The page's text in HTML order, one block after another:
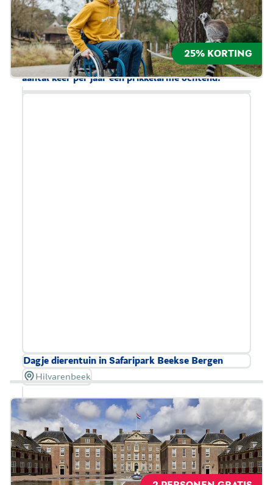
zonder beperking. Met spellen met reliëf en geur,
kleurcontrasten, braille en Nederlandse
Gebarentaal is er voldoende te beleven en
ontdekken voor peuters en kleuters met en zonder
beperking. Daarnaast organiseert het museum een
aantal keer per jaar een prikkelarme ochtend.
25% KORTING
Dagje dierentuin in Safaripark Beekse Bergen
Hilvarenbeek
Safaripark Beekse Bergen is goed toegankelijk voor
rolstoelgebruikers, zodat iedereen een mooie safari
kan beleven. Daarnaast heeft Beekse Bergen de
allereerste Changing Place Toilet van Nederland.
Deze speciale toiletvoorziening en
verzorgingsruimte is er voor iedereen die niet